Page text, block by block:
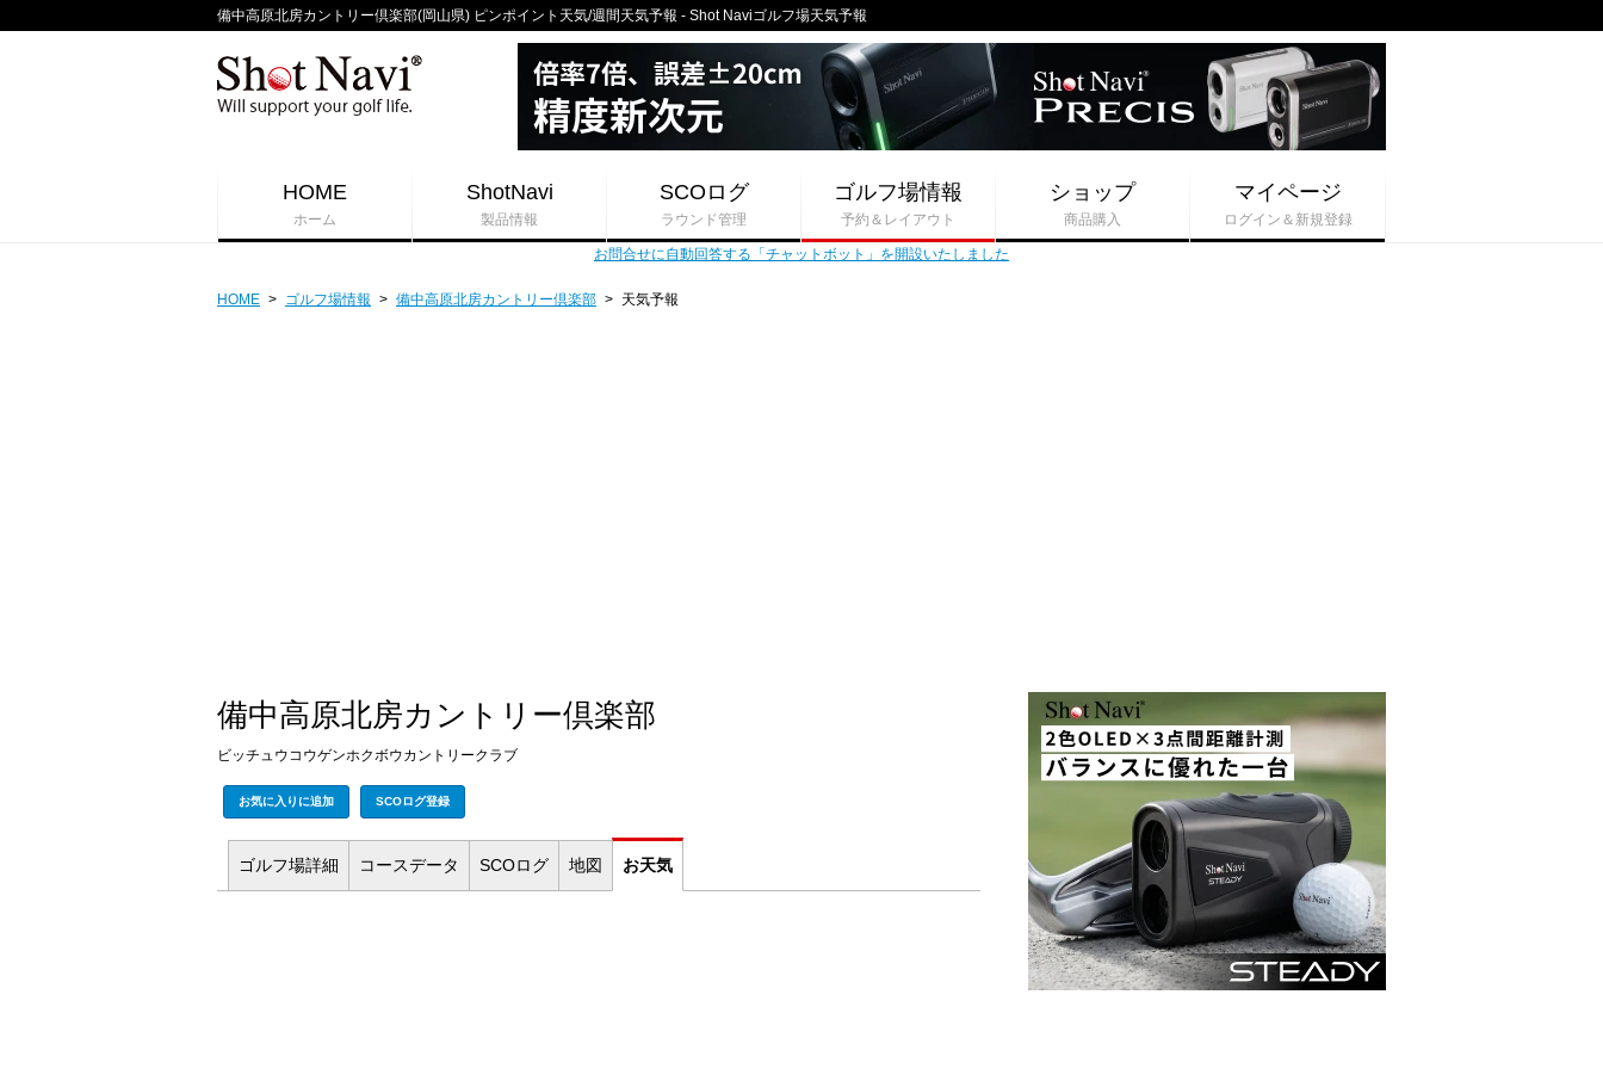
備中高原北房カントリー倶楽部(岡山県) ピンポイント天気/週間天気予報 - Shot Naviゴルフ場天気予報
HOME
ホーム
ShotNavi
製品情報
SCOログ
ラウンド管理
ゴルフ場情報
予約＆レイアウト
ショップ
商品購入
マイページ
ログイン＆新規登録
お問合せに自動回答する「チャットボット」を開設いたしました
HOME > ゴルフ場情報 > 備中高原北房カントリー倶楽部 > 天気予報
備中高原北房カントリー倶楽部
ビッチュウコウゲンホクボウカントリークラブ
お気に入りに追加 SCOログ登録
ゴルフ場詳細 コースデータ SCOログ 地図 お天気